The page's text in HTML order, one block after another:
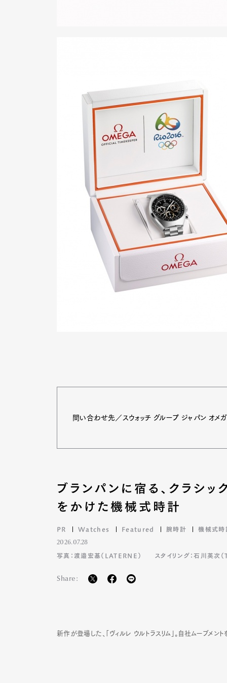
Pen
問い合わせ先／スウォッチ グループ ジャパン オ
ブランパンに宿る、クラシ
をかけた機械式時計
PR Watches Featured 腕時計 機械式時
2026.07.28
写真：渡邉宏基（LATERNE） スタイリング：石川英
Share:
新作が登場した、「ヴィルレ ウルトラスリム」。自社ムーブメ